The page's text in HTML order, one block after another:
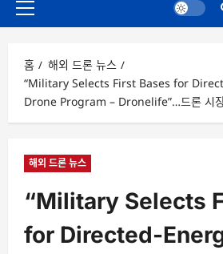
주
홈
해외 드론 뉴스
“Military Selects First Bases for
Drone Program – Dronelife”…드론 시
해외 드론 뉴스
“Military Selects
for Directed-